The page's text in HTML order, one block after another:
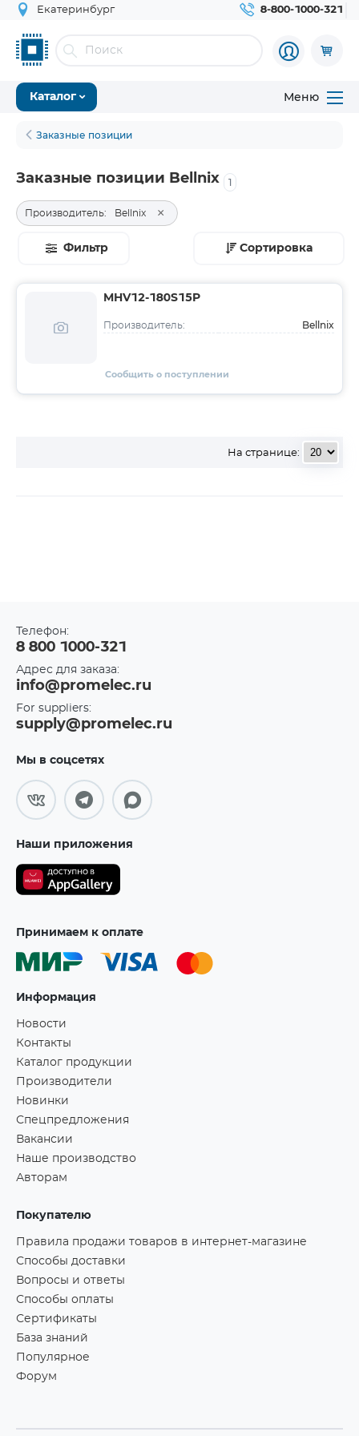
Екатеринбург 8-800-1000-321
Каталог Меню
Заказные позиции
Заказные позиции Bellnix 1
Производитель: Bellnix ×
Фильтр Сортировка
MHV12-180S15P
Производитель: Bellnix
Сообщить о поступлении
На странице:
Телефон:
8 800 1000-321
Адрес для заказа:
info@promelec.ru
For suppliers:
supply@promelec.ru
Мы в соцсетях
Наши приложения
Принимаем к оплате
Информация
Новости
Контакты
Каталог продукции
Производители
Новинки
Спецпредложения
Вакансии
Наше производство
Авторам
Покупателю
Правила продажи товаров в интернет-магазине
Способы доставки
Вопросы и ответы
Способы оплаты
Сертификаты
База знаний
Популярное
Форум